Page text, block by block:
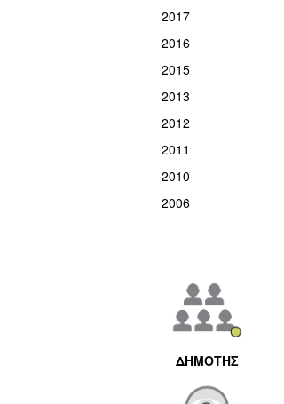
2017
2016
2015
2013
2012
2011
2010
2006
ΔΗΜΟΤΗΣ